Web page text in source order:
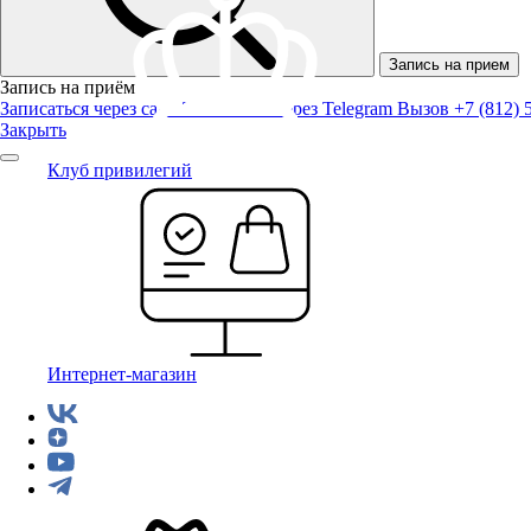
Запись на прием
Запись на приём
Записаться через сайт Записаться через Telegram Вызов +7 (812)
Закрыть
Клуб привилегий
Интернет-магазин